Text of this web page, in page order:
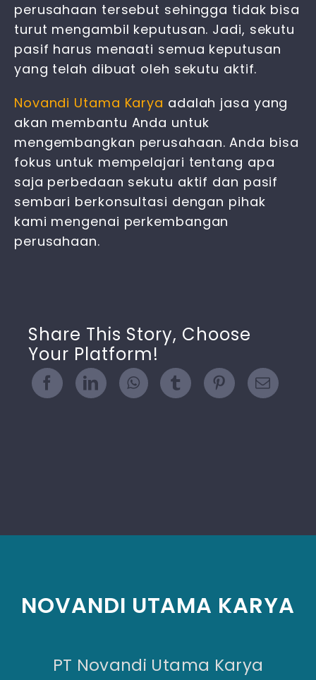
perusahaan tersebut sehingga tidak bisa
turut mengambil keputusan. Jadi, sekutu
pasif harus menaati semua keputusan
yang telah dibuat oleh sekutu aktif.
Novandi Utama Karya adalah jasa yang
akan membantu Anda untuk
mengembangkan perusahaan. Anda bisa
fokus untuk mempelajari tentang apa
saja perbedaan sekutu aktif dan pasif
sembari berkonsultasi dengan pihak
kami mengenai perkembangan
perusahaan.
Share This Story, Choose
Your Platform!
NOVANDI UTAMA KARYA
PT Novandi Utama Karya